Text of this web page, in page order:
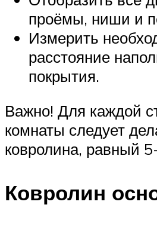
проёмы, ниши и
Измерить
расстояние
покрытия.
Важно! Для каждой
комнаты следует
ковролина, равный
Ковролин